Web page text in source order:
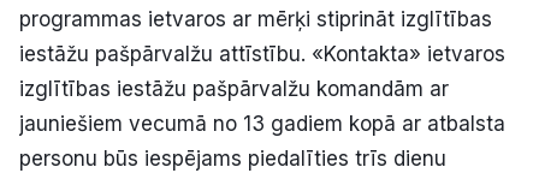
Facebook Instagram YouTube
E-avīze Abonē
programmas ietvaros ar mērķi stiprināt izglītības
iestāžu pašpārvalžu attīstību. «Kontakta» ietvaros
izglītības iestāžu pašpārvalžu komandām ar
jauniešiem vecumā no 13 gadiem kopā ar atbalsta
personu būs iespējams piedalīties trīs dienu